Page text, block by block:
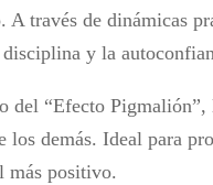
A través de dinámicas
y la
del “Efecto
demás. Ideal para
más positivo.